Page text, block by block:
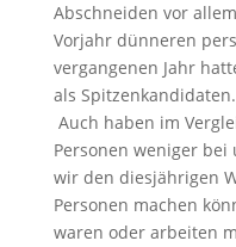
Abschneiden vor
Vorjahr dünneren
vergangenen Jahr
als
Auch haben im
Personen weniger
wir den diesjährigen
Personen machen
waren oder arbeiten